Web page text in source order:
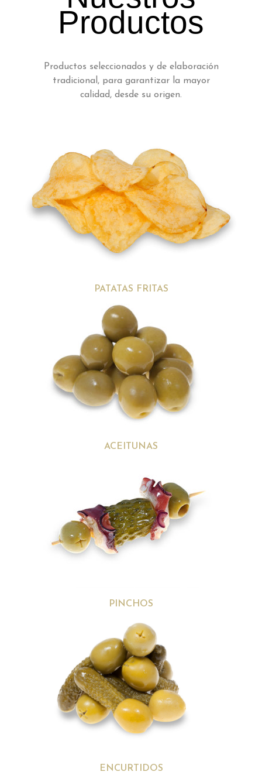
Productos
Productos seleccionados y de elaboración
tradicional, para garantizar la mayor
calidad, desde su origen.
PATATAS FRITAS
ACEITUNAS
PINCHOS
ENCURTIDOS